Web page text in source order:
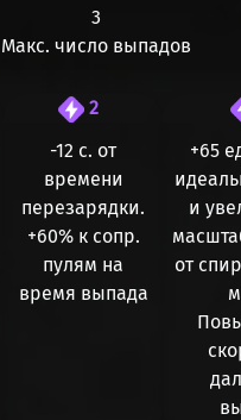
3
Макс. число выпадов
2
-12 с. от
времени
перезарядки.
+60%к сопр.
пулям на
время выпада
+65
и
от